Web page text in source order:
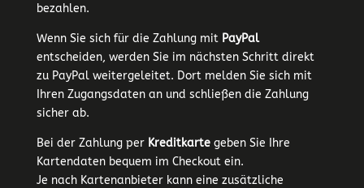
bezahlen.
Wenn Sie sich für die Zahlung mit PayPal
entscheiden, werden Sie im nächsten Schritt direkt
zu PayPal weitergeleitet. Dort melden Sie sich mit
Ihren Zugangsdaten an und schließen die Zahlung
sicher ab.
Bei der Zahlung per Kreditkartegeben Sie Ihre
Kartendaten bequem im Checkout ein.
Je nach Kartenanbieter kann eine zusätzliche